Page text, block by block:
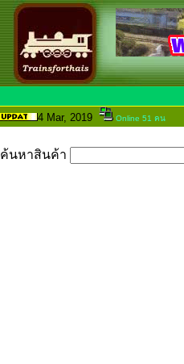
4 Mar, 2019 Online 51 คน
ค้นหาสินค้า